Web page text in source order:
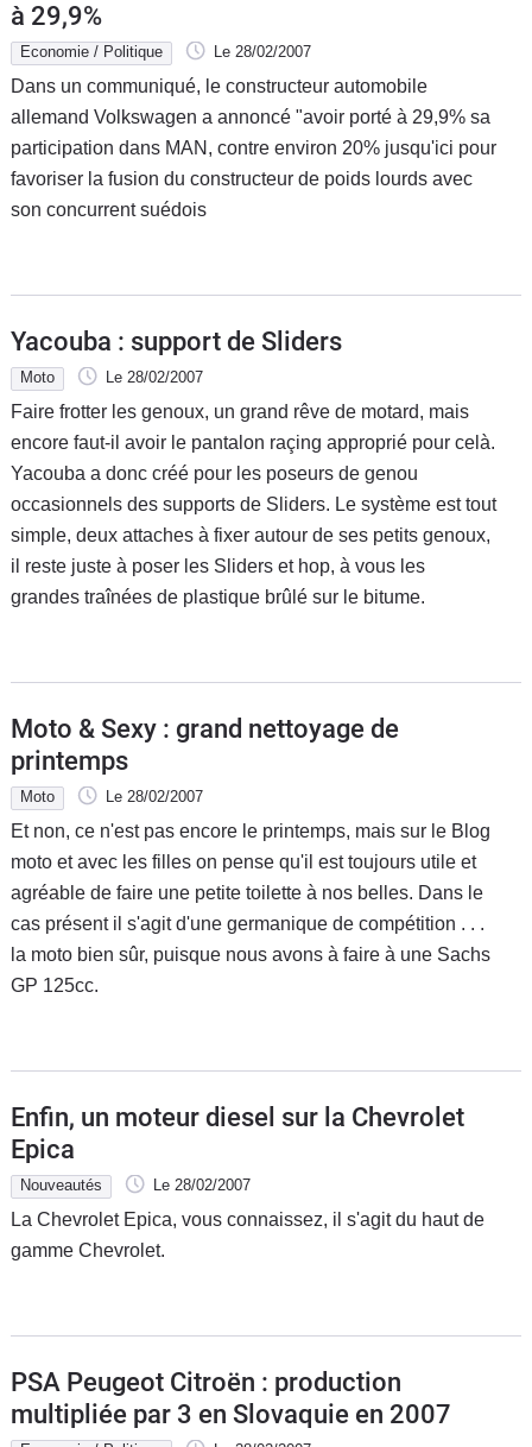
à 29,9%
Economie / Politique Le 28/02/2007
Dans un communiqué, le constructeur automobile
allemand Volkswagen a annoncé "avoir porté à 29,9% sa
participation dans MAN, contre environ 20% jusqu'ici pour
favoriser la fusion du constructeur de poids lourds avec
son concurrent suédois
Yacouba : support de Sliders
Moto Le 28/02/2007
Faire frotter les genoux, un grand rêve de motard, mais
encore faut-il avoir le pantalon raçing approprié pour celà.
Yacouba a donc créé pour les poseurs de genou
occasionnels des supports de Sliders. Le système est tout
simple, deux attaches à fixer autour de ses petits genoux,
il reste juste à poser les Sliders et hop, à vous les
grandes traînées de plastique brûlé sur le bitume.
Moto & Sexy : grand nettoyage de
printemps
Moto Le 28/02/2007
Et non, ce n'est pas encore le printemps, mais sur le Blog
moto et avec les filles on pense qu'il est toujours utile et
agréable de faire une petite toilette à nos belles. Dans le
cas présent il s'agit d'une germanique de compétition . . .
la moto bien sûr, puisque nous avons à faire à une Sachs
GP 125cc.
Enfin, un moteur diesel sur la Chevrolet
Epica
Nouveautés Le 28/02/2007
La Chevrolet Epica, vous connaissez, il s'agit du haut de
gamme Chevrolet.
PSA Peugeot Citroën : production
multipliée par 3 en Slovaquie en 2007